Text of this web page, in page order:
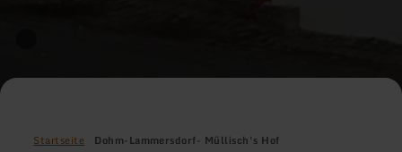
Startseite Dohm-Lammersdorf- Müllisch's Hof